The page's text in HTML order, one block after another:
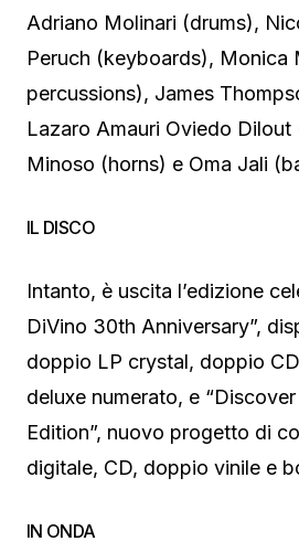
Adriano Molinari (drums),
Peruch (keyboards), Monica
percussions), James
Lazaro Amauri Oviedo Dilout
Minoso (horns) e Oma Jali
IL DISCO
Intanto, è uscita l’edizione
DiVino 30th Anniversary”,
doppio LP crystal, doppio
deluxe numerato, e
Edition”, nuovo progetto di
digitale, CD, doppio vinile e
IN ONDA